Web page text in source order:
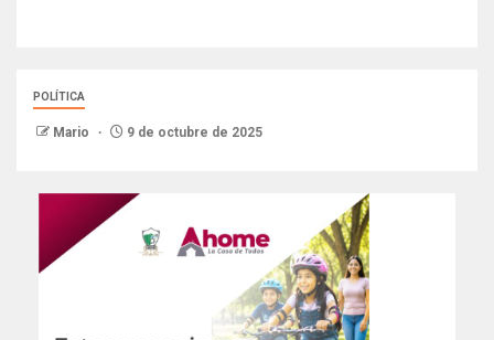
POLÍTICA
Mario 9 de octubre de 2025